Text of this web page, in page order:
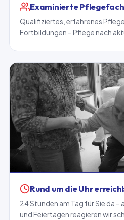
Examinierte
Qualifiziertes, erfahrenes
Fortbildungen – Pflege nach
Rund um die Uhr
24 Stunden am Tag für Sie da –
und Feiertagen reagieren wir